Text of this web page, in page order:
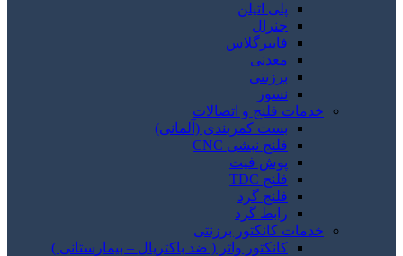
پلی اتیلن
جنرال
فایبرگلاس
معدنی
برزنتی
نسوز
خدمات فلنج و اتصالات
بست کمربندی (آلمانی)
فلنج نبشی CNC
پوش فیت
فلنج TDC
فلنج گرد
رابط گرد
خدمات کانکتور برزنتی
کانکتور واتر ( ضد باکتریال – بیمارستانی )